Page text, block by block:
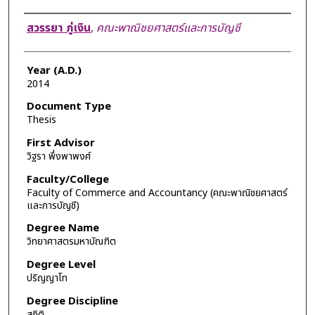
Author
สวรรยา ภู่เงิน, คณะพาณิชยศาสตร์และการบัญชี
Year (A.D.)
2014
Document Type
Thesis
First Advisor
วิฐรา พึ่งพาพงศ์
Faculty/College
Faculty of Commerce and Accountancy (คณะพาณิชยศาสตร์
และการบัญชี)
Degree Name
วิทยาศาสตรมหาบัณฑิต
Degree Level
ปริญญาโท
Degree Discipline